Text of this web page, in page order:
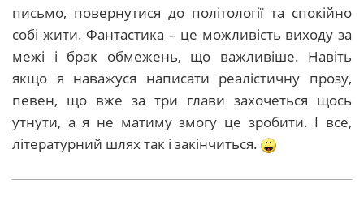
письмо, повернутися до політології та спокійно
собі жити. Фантастика – це можливість виходу за
межі і брак обмежень, що важливіше. Навіть
якщо я наважуся написати реалістичну прозу,
певен, що вже за три глави захочеться щось
утнути, а я не матиму змогу це зробити. І все,
літературний шлях так і закінчиться.